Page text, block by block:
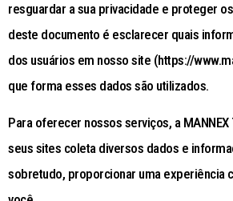
resguardar a sua privacidade e proteger
deste documento é esclarecer quais
dos usuários em nosso site (https://
que forma esses dados são utilizados.
Para oferecer nossos serviços, a MANNEX
seus sites coleta diversos dados e
sobretudo, proporcionar uma experiência